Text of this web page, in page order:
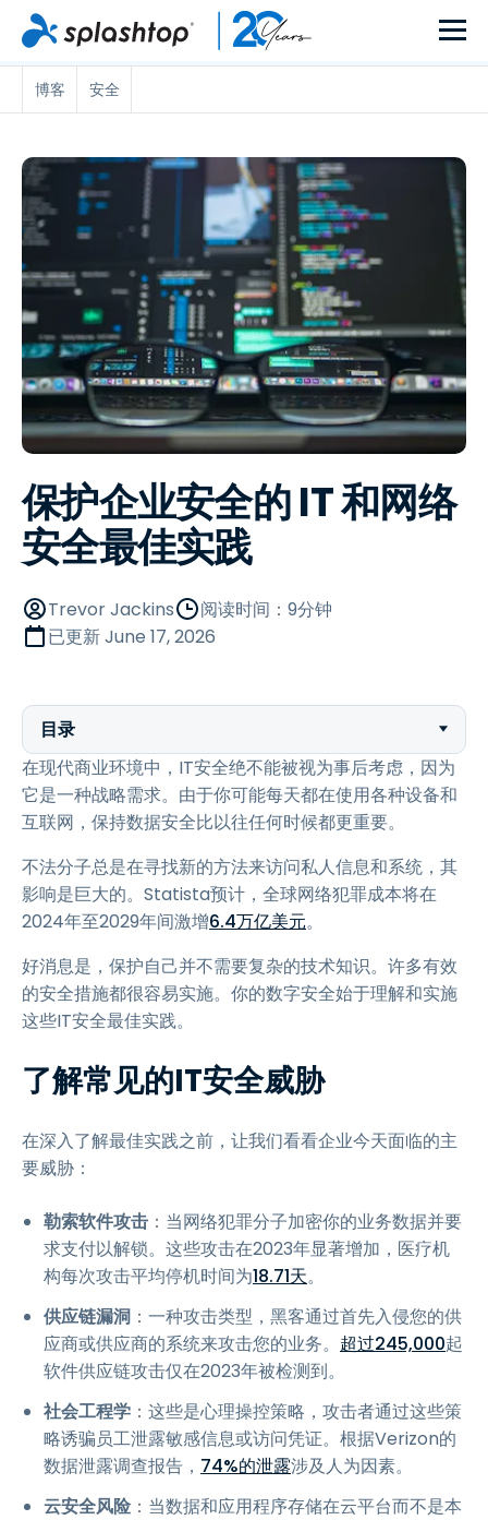
博客 安全
保护企业安全的 IT 和网络
安全最佳实践
Trevor Jackins
阅读时间：9分钟
已更新June 17, 2026
目录
在现代商业环境中，IT安全绝不能被视为事后考虑，因为
它是一种战略需求。由于你可能每天都在使用各种设备和
互联网，保持数据安全比以往任何时候都更重要。
不法分子总是在寻找新的方法来访问私人信息和系统，其
影响是巨大的。Statista预计，全球网络犯罪成本将在
2024年至2029年间激增6.4万亿美元。
好消息是，保护自己并不需要复杂的技术知识。许多有效
的安全措施都很容易实施。你的数字安全始于理解和实施
这些IT安全最佳实践。
了解常见的IT安全威胁
在深入了解最佳实践之前，让我们看看企业今天面临的主
要威胁：
勒索软件攻击 ：当网络犯罪分子加密你的业务数据并要
求支付以解锁。这些攻击在2023年显著增加，医疗机
构每次攻击平均停机时间为18.71天。
供应链漏洞 ：一种攻击类型，黑客通过首先入侵您的供
应商或供应商的系统来攻击您的业务。 超过245,000起
软件供应链攻击仅在2023年被检测到。
社会工程学 ：这些是心理操控策略，攻击者通过这些策
略诱骗员工泄露敏感信息或访问凭证。根据Verizon的
数据泄露调查报告， 74%的泄露涉及人为因素。
云安全风险：当数据和应用程序存储在云平台而不是本